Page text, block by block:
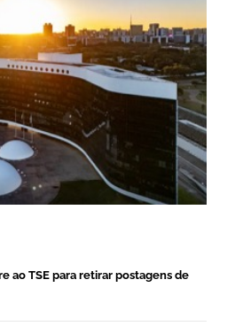
ao TSE para retirar postagens de